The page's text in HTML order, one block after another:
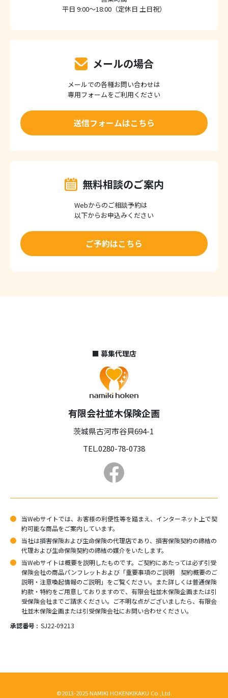
平日 9:00～18:00（定休日 土日祝）
メールの場合
メールでの各種お問い合わせは
専用フォームをご利用ください
送信フォームはこちら
無料相談のご案内
Webからのご相談予約は
以下からお申込みください
ご予約はこちら
■ 募集代理店
有限会社並木保険企画
茨城県古河市谷貝694-1
TEL.0280-78-0738
当Webサイトでは、お客様の利便性等を踏まえ、インターネット上で契
約可能な商品をご案内しています。
当社は損害保険および生命保険の代理店であり、損害保険契約の締結の
代理および生命保険契約の締結の媒介をいたします。
当Webサイトは概要を説明したものです。ご契約にあたっては必ず引受
保険会社の商品パンフレットおよび「重要事項のご説明 契約概要のご
説明・注意喚起情報のご説明」をご覧ください。また詳しくは普通保険
約款・特約をご用意しておりますので、有限会社並木保険企画または引
受保険会社までご請求ください。ご不明な点がございましたら、有限会
社並木保険企画または引受保険会社にお問い合わせください。
承認番号 : SJ22-09213
©2013-2025 NAMIKI HOKENKIKAKU Co.,Ltd.